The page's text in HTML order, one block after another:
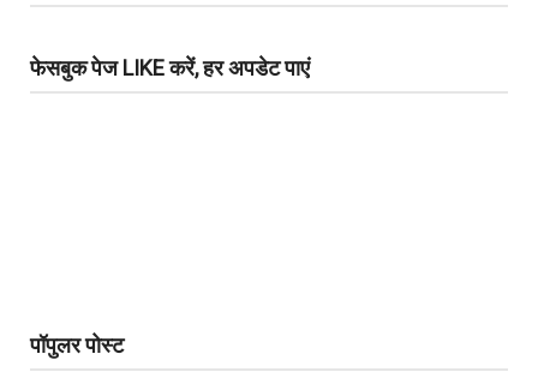
फेसबुक पेज LIKE करें, हर अपडेट पाएं
पॉपुलर पोस्ट